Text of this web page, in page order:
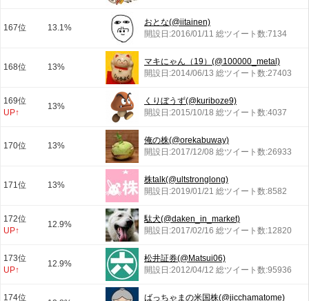
167位 13.1%
おとな(@iitainen)
開設日:2016/01/11 総ツイート数:7134
168位 13%
マキにゃん（19）(@100000_metal)
開設日:2014/06/13 総ツイート数:27403
169位
UP↑
13%
くりぼうず(@kuriboze9)
開設日:2015/10/18 総ツイート数:4037
170位 13%
俺の株(@orekabuway)
開設日:2017/12/08 総ツイート数:26933
171位 13%
株talk(@ultstronglong)
開設日:2019/01/21 総ツイート数:8582
172位
UP↑
12.9%
駄犬(@daken_in_market)
開設日:2017/02/16 総ツイート数:12820
173位
UP↑
12.9%
松井証券(@Matsui06)
開設日:2012/04/12 総ツイート数:95936
174位
ばっちゃまの米国株(@jicchamatome)